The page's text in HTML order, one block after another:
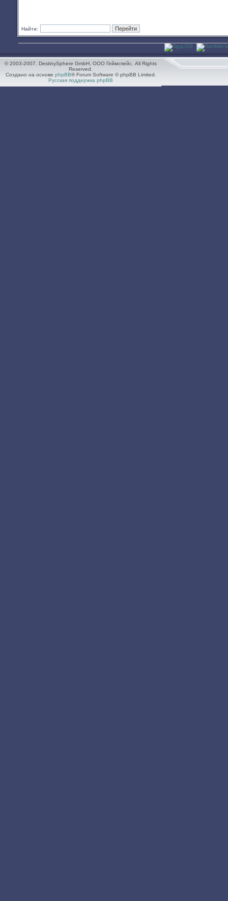
Найти:
© 2003-2007. DestinySphere GmbH, ООО Геймспейс. All Rights
Reserved.
Создано на основе phpBB® Forum Software © phpBB Limited.
Русская поддержка phpBB